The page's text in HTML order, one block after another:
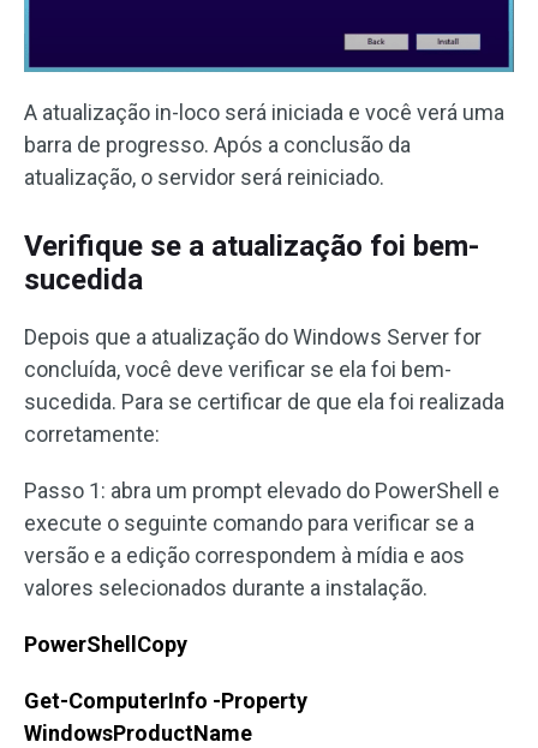
A atualização in-loco será iniciada e você verá uma
barra de progresso. Após a conclusão da
atualização, o servidor será reiniciado.
Verifique se a atualização foi bem-
sucedida
Depois que a atualização do Windows Server for
concluída, você deve verificar se ela foi bem-
sucedida. Para se certificar de que ela foi realizada
corretamente:
Passo 1: abra um prompt elevado do PowerShell e
execute o seguinte comando para verificar se a
versão e a edição correspondem à mídia e aos
valores selecionados durante a instalação.
PowerShellCopy
Get-ComputerInfo -Property
WindowsProductName